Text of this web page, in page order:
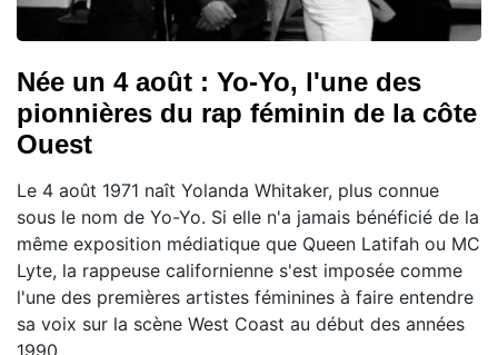
Née un 4 août : Yo-Yo, l'une des
pionnières du rap féminin de la côte
Ouest
Le 4 août 1971 naît Yolanda Whitaker, plus connue
sous le nom de Yo-Yo. Si elle n'a jamais bénéficié de la
même exposition médiatique que Queen Latifah ou MC
Lyte, la rappeuse californienne s'est imposée comme
l'une des premières artistes féminines à faire entendre
sa voix sur la scène West Coast au début des années
1990.